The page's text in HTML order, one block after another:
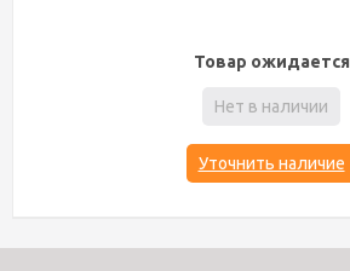
Товар ожидается
Нет в наличии
Уточнить наличие